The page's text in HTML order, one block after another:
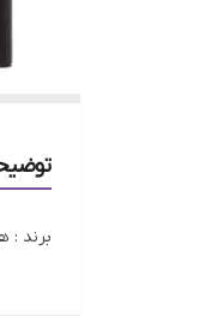
برند : هواوی